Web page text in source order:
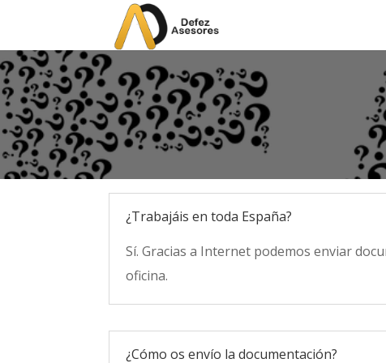
¿Trabajáis en toda España?
Sí. Gracias a Internet podemos enviar
oficina.
¿Cómo os envío la documentación?